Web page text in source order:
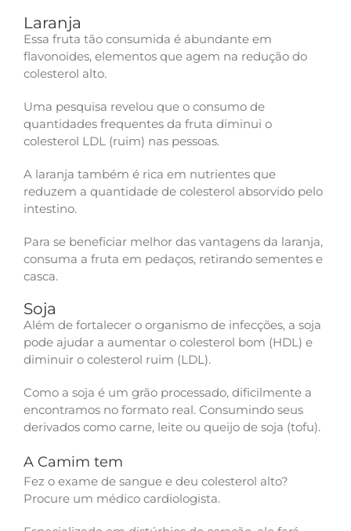
Laranja
Essa fruta tão consumida é abundante em
flavonoides, elementos que agem na redução do
colesterol alto.
Uma pesquisa revelou que o consumo de
quantidades frequentes da fruta diminui o
colesterol LDL (ruim) nas pessoas.
A laranja também é rica em nutrientes que
reduzem a quantidade de colesterol absorvido pelo
intestino.
Para se beneficiar melhor das vantagens da laranja,
consuma a fruta em pedaços, retirando sementes e
casca.
Soja
Além de fortalecer o organismo de infecções, a soja
pode ajudar a aumentar o colesterol bom (HDL) e
diminuir o colesterol ruim (LDL).
Como a soja é um grão processado, dificilmente a
encontramos no formato real. Consumindo seus
derivados como carne, leite ou queijo de soja (tofu).
A Camim tem
Fez o exame de sangue e deu colesterol alto?
Procure um médico cardiologista.